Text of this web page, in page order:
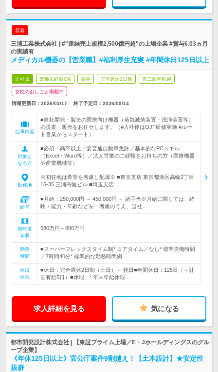
新着
三浦工業株式会社 | #"連結売上規模2,500億円超"の上場企業 #賞与6.03ヵ月
の実績有
メディカル機器の【営業職】#福利厚生充実 #年間休日125日以上
正社員 業種未経験OK 急募 完全週休2日制 第二新卒歓迎
女性のおしごと掲載中
情報更新日：2026/03/17 終了予定日： 2026/09/14
仕事内容
■自社開発・製造の医療向け機器（蒸気滅菌装置・洗浄装置等）
の提案・販売をお任せします。（#入社後はOJT研修実施 #ルー
ト営業からスタート）
対象と
なる方
■必須：高卒以上／要普通自動車免許／基本的なPCスキル
（Excel・Word等）／法人営業のご経験をお持ちの方（医療機器
や産業機械等）
勤務地
※初任地は希望を考慮し配属※ ■東京支店 東京都港区高輪2丁目
15-35 三浦高輪ビル ■埼玉支店…
給与
■月給：250,000円 ～ 450,000円 ＋ 諸手当※月給に関しては、経
験・能力・年齢などを 考慮のうえ、当社…
初年度
年収
580万円～880万円
勤務
時間
■スーパーフレックスタイム制* コアタイム／なし* 標準労働時間
／7時間40分* 標準的な勤務時間例…
休日
休暇
■休日：完全週休2日制（土日）＋ 祝日■年間休日：125日（＋計
画有給5日）■休暇：* 年末年始休暇…
求人詳細を見る 気になる
都市開発設計株式会社 | 【東証プライム上場／E・Jホールディングスのグル
ープ企業】
《年休125日以上》官公庁案件9割越え！【土木設計】★安定性
抜群